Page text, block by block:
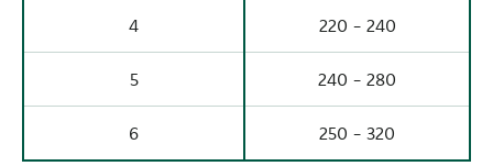
4 220 - 240
5 240 - 280
6 250 - 320